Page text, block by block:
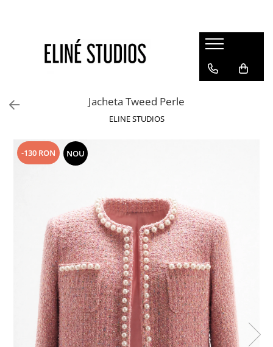
Best Sellers
Rochii
Pantaloni
Fuste
Paltoane
Costume Baie
Lichidare de stoc
Jacheta Tweed Perle
ELINE STUDIOS
-130 RON NOU